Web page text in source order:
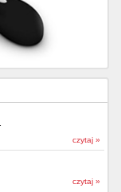
czytaj »
czytaj »